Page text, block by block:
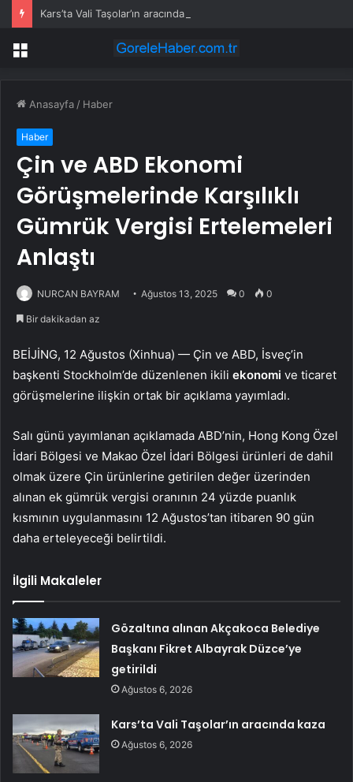
Kars’ta Vali Taşolar’ın aracında kaza
Menü
Anasayfa / Haber
Haber
Çin ve ABD Ekonomi
Görüşmelerinde Karşılıklı
Gümrük Vergisi Ertelemeleri
Anlaştı
NURCAN BAYRAM Ağustos 13, 2025 0 0
Bir dakikadan az
BEİJİNG, 12 Ağustos (Xinhua) — Çin ve ABD, İsveç’in
başkenti Stockholm’de düzenlenen ikili ekonomi ve ticaret
görüşmelerine ilişkin ortak bir açıklama yayımladı.
Salı günü yayımlanan açıklamada ABD’nin, Hong Kong Özel
İdari Bölgesi ve Makao Özel İdari Bölgesi ürünleri de dahil
olmak üzere Çin ürünlerine getirilen değer üzerinden
alınan ek gümrük vergisi oranının 24 yüzde puanlık
kısmının uygulanmasını 12 Ağustos’tan itibaren 90 gün
daha erteleyeceği belirtildi.
İlgili Makaleler
Gözaltına alınan Akçakoca Belediye
Başkanı Fikret Albayrak Düzce’ye
getirildi
Ağustos 6, 2026
Kars’ta Vali Taşolar’ın aracında kaza
Ağustos 6, 2026